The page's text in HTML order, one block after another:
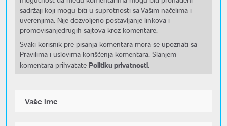
sadržaji koji mogu biti u suprotnosti sa Vašim načelima i
uverenjima. Nije dozvoljeno postavljanje linkova i
promovisanjedrugih sajtova kroz komentare.
Svaki korisnik pre pisanja komentara mora se upoznati sa
Pravilima i uslovima korišćenja komentara. Slanjem
komentara prihvatate Politiku privatnosti.